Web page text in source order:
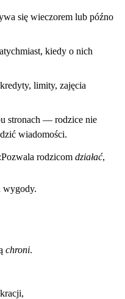
się wieczorem lub późno
kiedy o nich
limity, zajęcia
stronach — rodzice nie
wiadomości.
rodzicom działać,
wygody.
chroni.